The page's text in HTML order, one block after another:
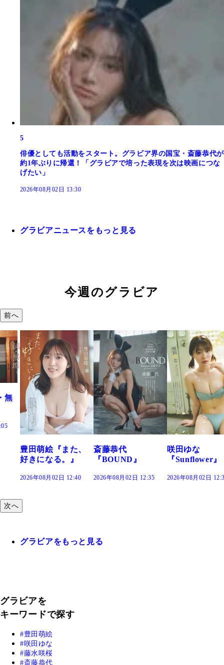
5
俳優としても活動をスタート。グラビア界の国宝・斎藤恭代が
約1年ぶりに帰還！「グラビアで培った表現を次は映画につな
げたい」
2026年08月02日 13:30
グラビアニュースをもっと見る
今週のグラビア
前へ
斎藤恭代
『BOUND』
2026年08月02日 12:35
咲田ゆな
『Sunflower』
2026年08月02日 12:30
藤水咲桜『花
だまり』
2026年08月02日
次へ
グラビアをもっと見る
グラビアを
キーワードで探す
豊田萌絵
咲田ゆな
藤水咲桜
斎藤恭代